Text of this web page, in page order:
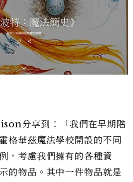
分享到：「我們在早期階
格華茲魔法學校開設的不同
，考慮我們擁有的各種資
的物品。其中一件物品就是